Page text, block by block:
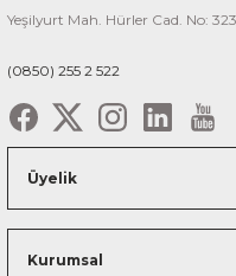
Yeşilyurt Mah. Hürler Cad. No:
(0850) 255 2 522
Üyelik
Kurumsal